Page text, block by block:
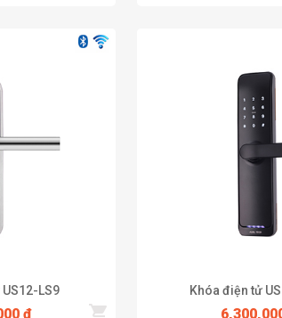
LS9
đ
Khóa điện tử
thông tin và chỉnh sửa tùy ý
tác nhập dãy số đã cài đăt trên hệ thống
người mở nhanh chống thuận lợi.
làm thất lạc khóa thì với dòng khóa mã số
khoá nào cả mà chỉ có đầu dây nhận tín
cũng được kết hợp.
thông minh